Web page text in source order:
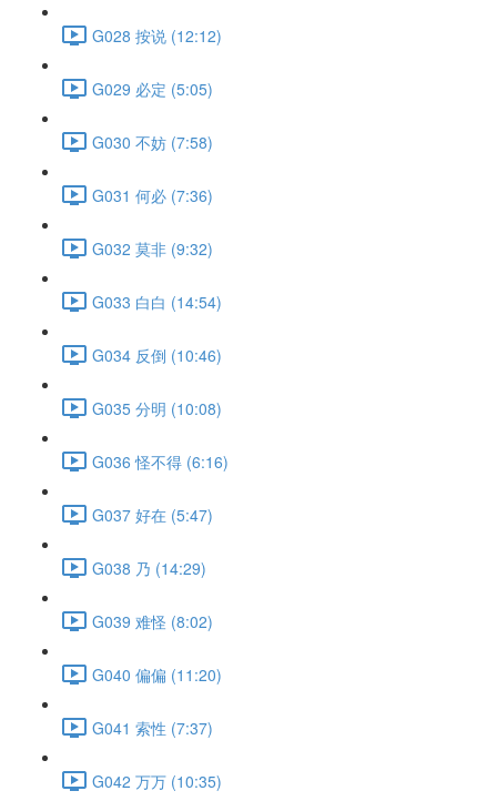
G028 按说 (12:12)
G029 必定 (5:05)
G030 不妨 (7:58)
G031 何必 (7:36)
G032 莫非 (9:32)
G033 白白 (14:54)
G034 反倒 (10:46)
G035 分明 (10:08)
G036 怪不得 (6:16)
G037 好在 (5:47)
G038 乃 (14:29)
G039 难怪 (8:02)
G040 偏偏 (11:20)
G041 索性 (7:37)
G042 万万 (10:35)